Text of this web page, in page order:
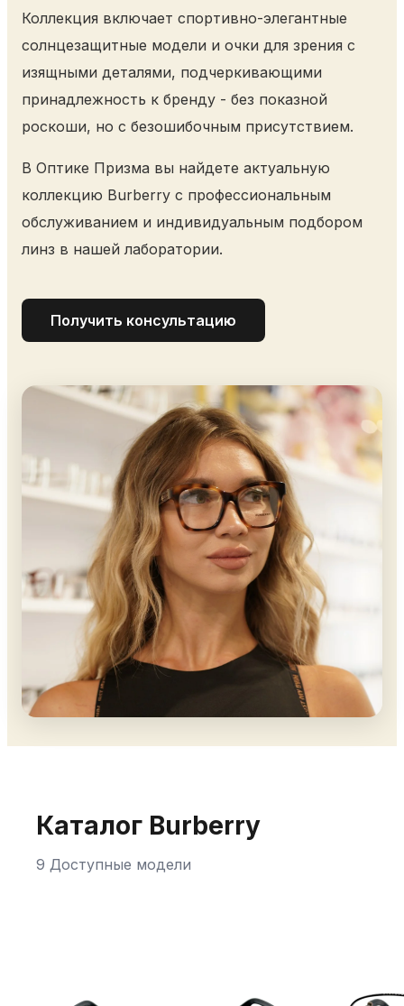
Коллекция включает спортивно-элегантные
солнцезащитные модели и очки для зрения с
изящными деталями, подчеркивающими
принадлежность к бренду - без показной
роскоши, но с безошибочным присутствием.
В Оптике Призма вы найдете актуальную
коллекцию Burberry с профессиональным
обслуживанием и индивидуальным подбором
линз в нашей лаборатории.
Получить консультацию
Каталог Burberry
9 Доступные модели